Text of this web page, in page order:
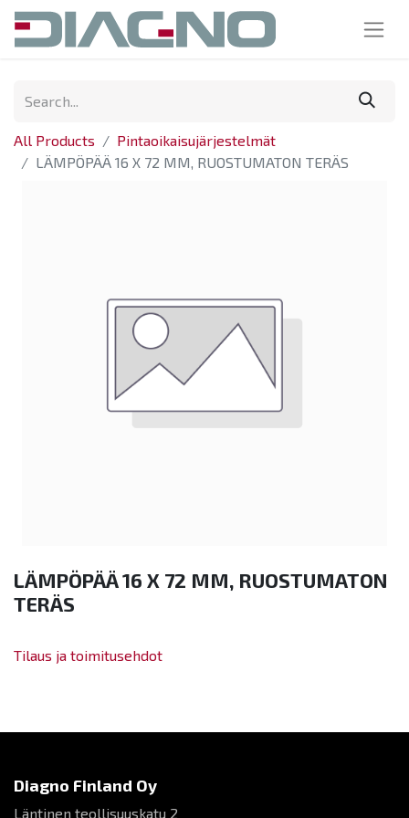
All Products
Pintaoikaisujärjestelmät
LÄMPÖPÄÄ 16 X 72 MM, RUOSTUMATON TERÄS
LÄMPÖPÄÄ 16 X 72 MM, RUOSTUMATON
TERÄS
Tilaus ja toimitusehdot
Diagno Finland Oy
Läntinen teollisuuskatu 2